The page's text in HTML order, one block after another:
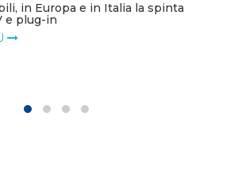
in Europa e in Italia la spinta
e plug-in